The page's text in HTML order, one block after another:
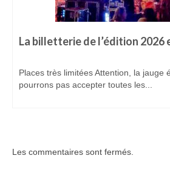
La billetterie de l’édition 2026
Places très limitées Attention, la jauge
pourrons pas accepter toutes les...
Les commentaires sont fermés.